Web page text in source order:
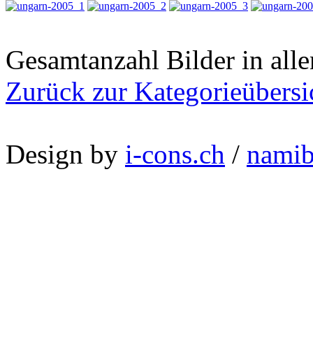
Gesamtanzahl Bilder in
Zurück zur
Design by i-cons.ch /